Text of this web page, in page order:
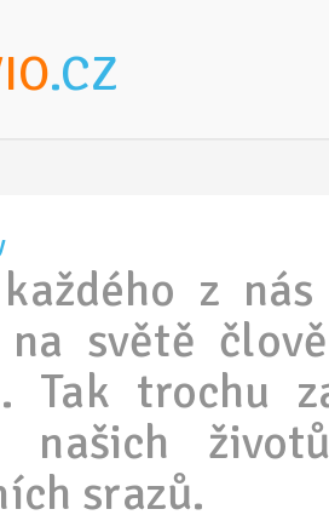
.CZ
z
na světě
Tak trochu
našich
srazů.